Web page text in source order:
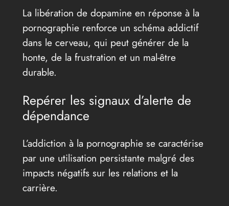
La libération de dopamine en réponse à la
pornographie renforce un schéma addictif
dans le cerveau, qui peut générer de la
honte, de la frustration et un mal-être
durable.
Repérer les signaux d’alerte de
dépendance
L’addiction à la pornographie se caractérise
par une utilisation persistante malgré des
impacts négatifs sur les relations et la
carrière.